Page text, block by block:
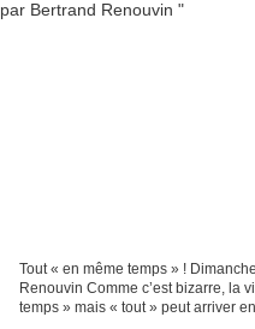
Tout « en même temps » !
Renouvin Comme c’est bizarre, la
temps » mais « tout » peut arriver